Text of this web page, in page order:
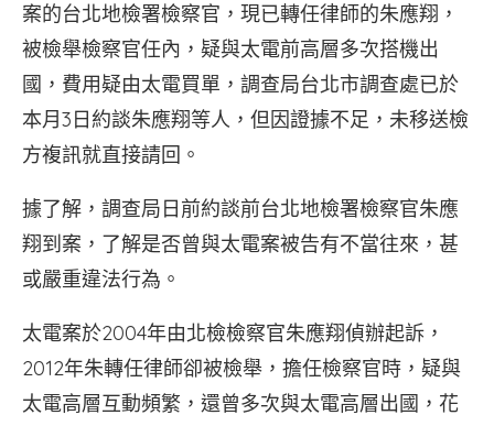
案的台北地檢署檢察官，現已轉任律師的朱應翔，
被檢舉檢察官任內，疑與太電前高層多次搭機出
國，費用疑由太電買單，調查局台北市調查處已於
本月3日約談朱應翔等人，但因證據不足，未移送檢
方複訊就直接請回。
據了解，調查局日前約談前台北地檢署檢察官朱應
翔到案，了解是否曾與太電案被告有不當往來，甚
或嚴重違法行為。
太電案於2004年由北檢檢察官朱應翔偵辦起訴，
2012年朱轉任律師卻被檢舉，擔任檢察官時，疑與
太電高層互動頻繁，還曾多次與太電高層出國，花